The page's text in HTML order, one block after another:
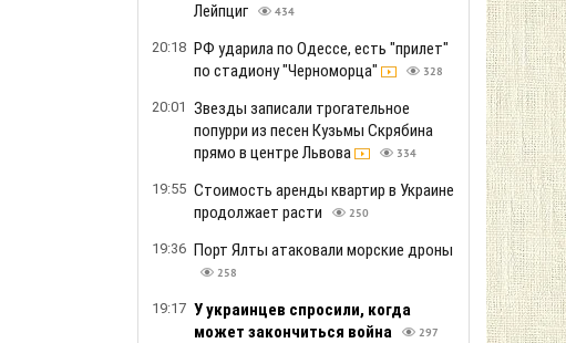
Лейпциг
434
20:18 РФ ударила по Одессе, есть "прилет"
по стадиону "Черноморца"
328
20:01 Звезды записали трогательное
попурри из песен Кузьмы Скрябина
прямо в центре Львова
334
19:55 Стоимость аренды квартир в Украине
продолжает расти
250
19:36 Порт Ялты атаковали морские дроны
258
19:17 У украинцев спросили, когда
может закончиться война
297